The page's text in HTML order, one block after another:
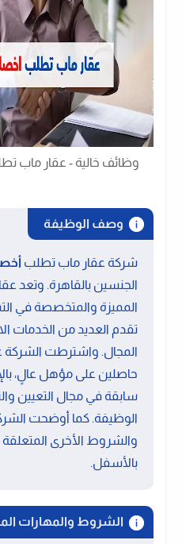
وظائف خالية - عقار ماب
وصف الوظيفة
شركة عقار ماب تطلب
الجنسين بالقاهرة. وتعد
المميزة والمتخصصة في
تقدم العديد من الخدمات
المجال. واشترطت الشركة
حاصلين على مؤهل عالٍ،
سابقة في مجال التعيين
الوظيفة. كما أوضحت
والشروط الأخرى
بالأسفل.
الشروط والمهارات